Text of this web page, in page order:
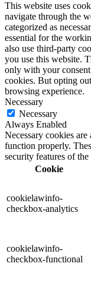
This website uses
navigate through the
categorized as
essential for the
also use third-party
you use this website.
only with your
cookies. But opting
browsing experience.
Necessary
Necessary
Always Enabled
Necessary cookies
function properly.
security features of
Cookie
cookielawinfo-
checkbox-analytics
cookielawinfo-
checkbox-functional